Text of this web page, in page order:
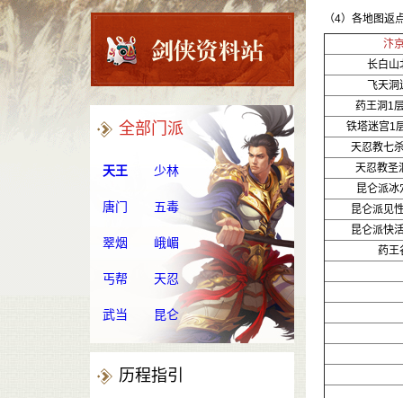
全部门派
天王 少林
唐门 五毒
翠烟 峨嵋
丐帮 天忍
武当 昆仑
历程指引
（4）各地图返
汴
长白山
飞天
药王洞1
铁塔迷宫1
天忍教七
天忍教圣
昆仑派冰
昆仑派见
昆仑派快
药王